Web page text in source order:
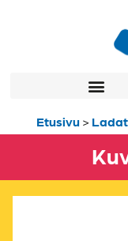
Etusivu >